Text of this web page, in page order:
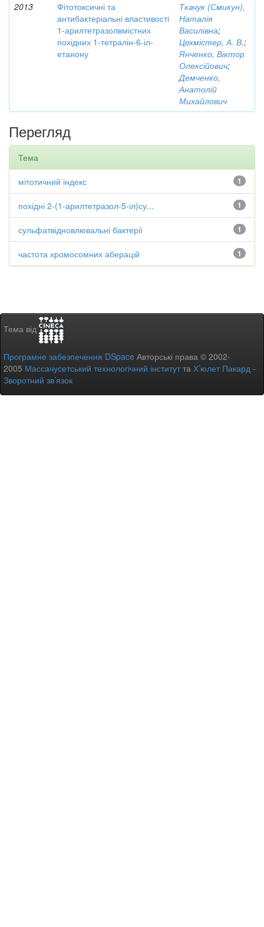
2013
Фітотоксичні та
антибактеріальні властивості
1-арилтетразолвмістних
похідних 1-тетралін-6-іл-
етанону
Ткачук (Смикун),
Наталія
Василівна;
Цехмістер, А. В.;
Янченко, Віктор
Олексійович;
Демченко,
Анатолій
Михайлович
Перегляд
Тема
1
мітотичний індекс
1
похідні 2-(1-арилтетразол-5-іл)су...
1
сульфатвідновлювальні бактерії
1
частота хромосомних аберацій
Тема від
Програмне забезпечення DSpace Авторські права © 2002-
2005 Массачусетський технологічний інститутта Х’юлет Пакард -
Зворотний зв’язок